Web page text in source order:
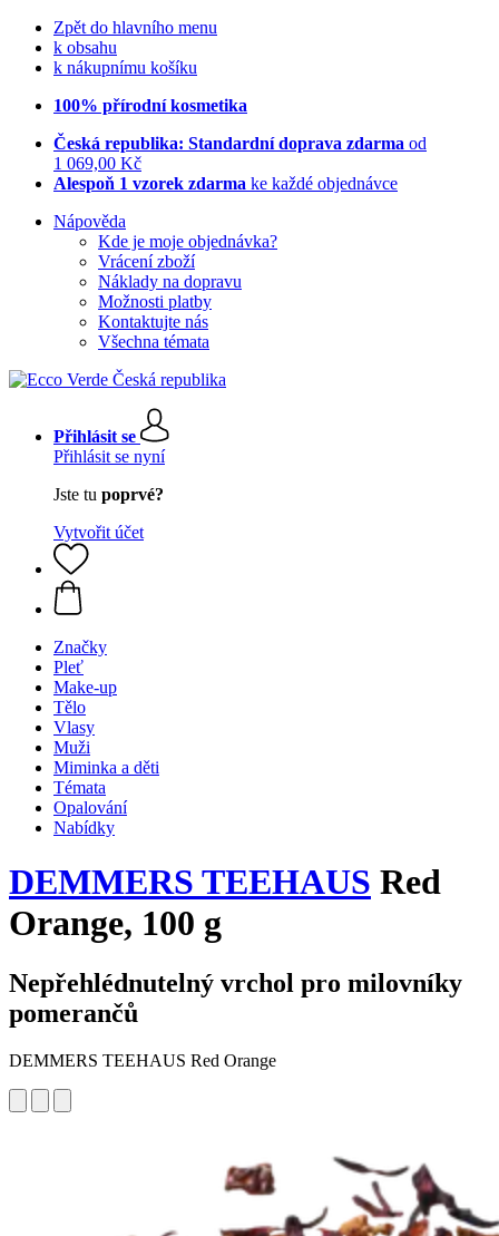
Zpět do hlavního menu
k obsahu
k nákupnímu košíku
100% přírodní kosmetika
Česká republika: Standardní doprava zdarma od
1 069,00 Kč
Alespoň 1 vzorek zdarma ke každé objednávce
Nápověda
Kde je moje objednávka?
Vrácení zboží
Náklady na dopravu
Možnosti platby
Kontaktujte nás
Všechna témata
Přihlásit se
Přihlásit se nyní
Jste tu poprvé?
Vytvořit účet
Značky
Pleť
Make-up
Tělo
Vlasy
Muži
Miminka a děti
Témata
Opalování
Nabídky
DEMMERS TEEHAUS Red
Orange, 100 g
Nepřehlédnutelný vrchol pro milovníky
pomerančů
DEMMERS TEEHAUS Red Orange